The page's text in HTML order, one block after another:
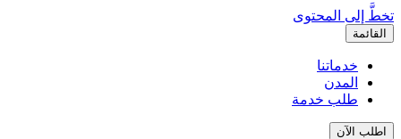
تخطَّ إلى المحتوى
القائمة
خدماتنا
المدن
طلب خدمة
اطلب الآن